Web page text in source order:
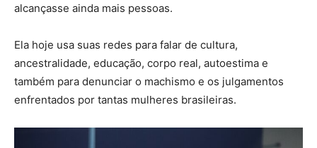
alcançasse ainda mais pessoas.
Ela hoje usa suas redes para falar de cultura,
ancestralidade, educação, corpo real, autoestima e
também para denunciar o machismo e os julgamentos
enfrentados por tantas mulheres brasileiras.